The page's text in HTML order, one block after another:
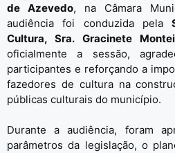
de Azevedo, na Câmara
audiência foi conduzida pela
Cultura, Sra. Gracinete
oficialmente a sessão,
participantes e reforçando a
fazedores de cultura na
públicas culturais do município.
Durante a audiência, foram
parâmetros da legislação, o